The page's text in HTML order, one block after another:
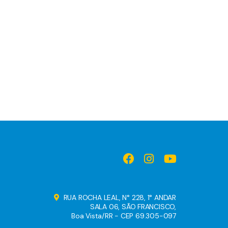
RUA ROCHA LEAL, N° 228, 1° ANDAR
SALA 06, SÃO FRANCISCO,
Boa Vista/RR - CEP 69.305-097